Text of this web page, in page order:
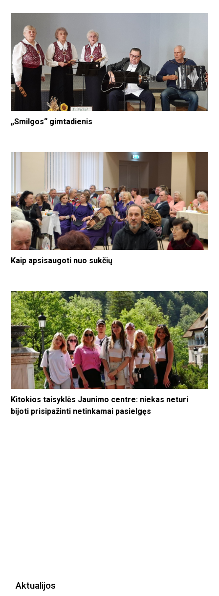
„Smilgos“ gimtadienis
Kaip apsisaugoti nuo sukčių
Kitokios taisyklės Jaunimo centre: niekas neturi
bijoti prisipažinti netinkamai pasielgęs
Aktualijos